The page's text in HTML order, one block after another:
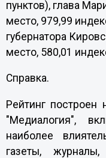
пунктов), глава
место, 979,99
губернатора
место, 580,01
Справка.
Рейтинг
"Медиалогия",
наиболее
газеты, журналы,